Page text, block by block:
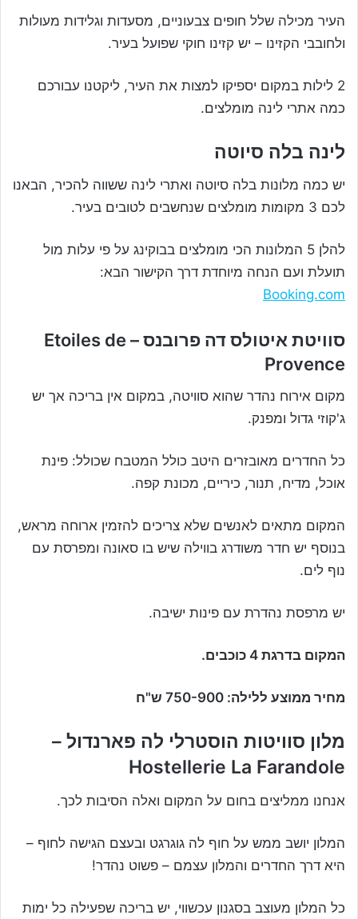
העיר מכילה שלל חופים צבעוניים, מסעדות וגלידות מעולות
ולחובבי הקזינו – יש קזינו חוקי שפועל בעיר.
2 לילות במקום יספיקו למצות את העיר, ליקטנו עבורכם
כמה אתרי לינה מומלצים.
לינה בלה סיוטה
יש כמה מלונות בלה סיוטה ואתרי לינה ששווה להכיר, הבאנו
לכם 3 מקומות מומלצים שנחשבים לטובים בעיר.
להלן 5 המלונות הכי מומלצים בבוקינג על פי עלות מול
תועלת ועם הנחה מיוחדת דרך הקישור הבא:
Booking.com
סוויטת איטולס דה פרובנס – Etoiles de
Provence
מקום אירוח נהדר שהוא סוויטה, במקום אין בריכה אך יש
ג'קוזי גדול ומפנק.
כל החדרים מאובזרים היטב כולל המטבח שכולל: פינת
אוכל, מדיח, תנור, כיריים, מכונת קפה.
המקום מתאים לאנשים שלא צריכים להזמין ארוחה מראש,
בנוסף יש חדר משודרג בווילה שיש בו סאונה ומפרסת עם
נוף לים.
יש מרפסת נהדרת עם פינות ישיבה.
המקום בדרגת 4 כוכבים.
מחיר ממוצע ללילה: 750-900 ש"ח
מלון סוויטות הוסטרלי לה פארנדול –
Hostellerie La Farandole
אנחנו ממליצים בחום על המקום ואלה הסיבות לכך.
המלון יושב ממש על חוף לה גוגרגט ובעצם הגישה לחוף –
היא דרך החדרים והמלון עצמם – פשוט נהדר!
כל המלון מעוצב בסגנון עכשווי, יש בריכה שפעילה כל ימות